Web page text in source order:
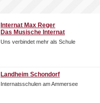
Internat Max Reger
Das Musische Internat
Uns verbindet mehr als Schule
Landheim Schondorf
Internatsschulen am Ammersee